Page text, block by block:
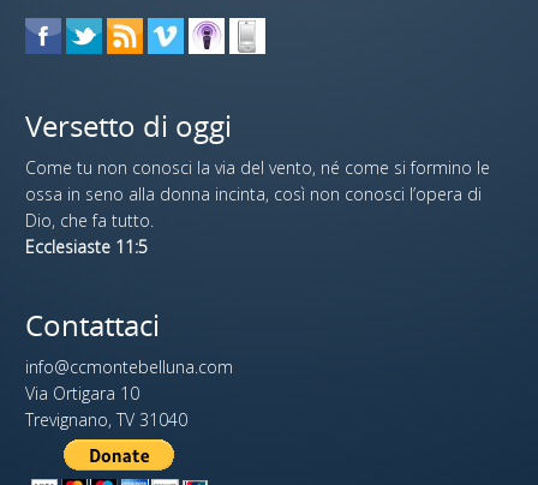
Versetto di oggi
Come tu non conosci la via del vento, né come si formino le
ossa in seno alla donna incinta, così non conosci l’opera di
Dio, che fa tutto.
Ecclesiaste 11:5
Contattaci
info@ccmontebelluna.com
Via Ortigara 10
Trevignano, TV 31040